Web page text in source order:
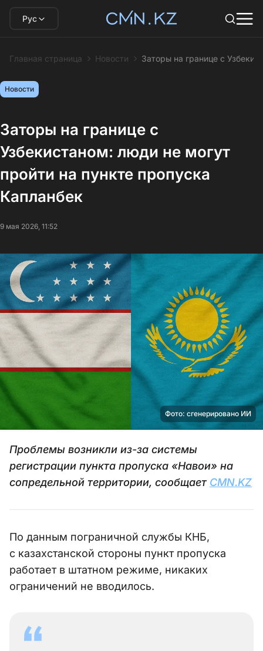
Рус
Главная страница Новости Заторы на границе с
Новости
Заторы на границе с
Узбекистаном: люди не могут
пройти на пункте пропуска
Капланбек
9 мая 2026, 11:52
Фото: сгенерировано ИИ
Проблемы возникли из-за системы
регистрации пункта пропуска «Навои» на
сопредельной территории, сообщает CMN.KZ
По данным пограничной службы КНБ,
с казахстанской стороны пункт пропуска
работает в штатном режиме, никаких
ограничений не вводилось.